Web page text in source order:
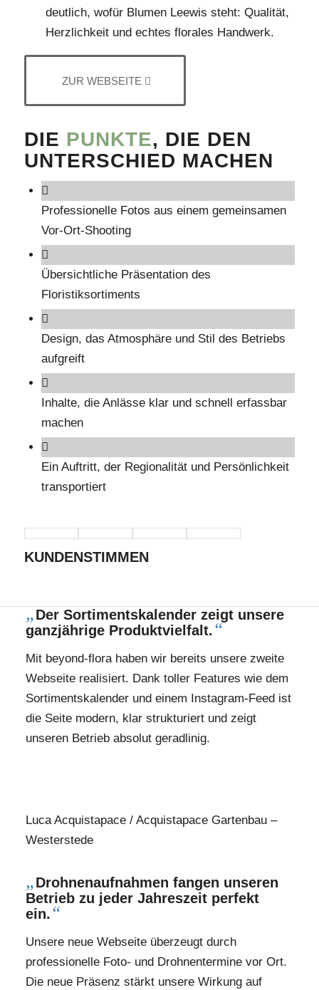
deutlich, wofür Blumen Leewis steht: Qualität,
Herzlichkeit und echtes florales Handwerk.
ZUR WEBSEITE
DIE PUNKTE, DIE DEN
UNTERSCHIED MACHEN
Professionelle Fotos aus einem gemeinsamen
Vor-Ort-Shooting
Übersichtliche Präsentation des
Floristiksortiments
Design, das Atmosphäre und Stil des Betriebs
aufgreift
Inhalte, die Anlässe klar und schnell erfassbar
machen
Ein Auftritt, der Regionalität und Persönlichkeit
transportiert
KUNDENSTIMMEN
„Der Sortimentskalender zeigt unsere
ganzjährige Produktvielfalt.“
Mit beyond-flora haben wir bereits unsere zweite
Webseite realisiert. Dank toller Features wie dem
Sortimentskalender und einem Instagram-Feed ist
die Seite modern, klar strukturiert und zeigt
unseren Betrieb absolut geradlinig.
Luca Acquistapace / Acquistapace Gartenbau –
Westerstede
„Drohnenaufnahmen fangen unseren
Betrieb zu jeder Jahreszeit perfekt
ein.“
Unsere neue Webseite überzeugt durch
professionelle Foto- und Drohnentermine vor Ort.
Die neue Präsenz stärkt unsere Wirkung auf